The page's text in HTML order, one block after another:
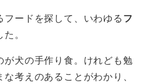
ードを探して、いわゆるフ
。
が犬の手作り食。けれども勉
考えのあることがわかり、